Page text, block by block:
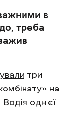
в
треба
три
на
однієї